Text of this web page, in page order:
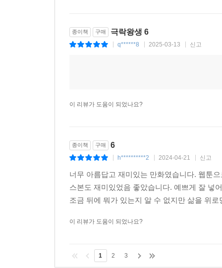
종이책 구매 극락왕생 6
q******8 2025-03-13 신고
이 리뷰가 도움이 되었나요?
종이책 구매 6
h**********2 2024-04-21 신고
너무 아름답고 재미있는 만화였습니다. 웹툰
스본도 재미있었음 좋았습니다. 예쁘게 잘 넣
조금 뒤에 뭐가 있는지 알 수 없지만 삶을 위
이 리뷰가 도움이 되었나요?
1 2 3